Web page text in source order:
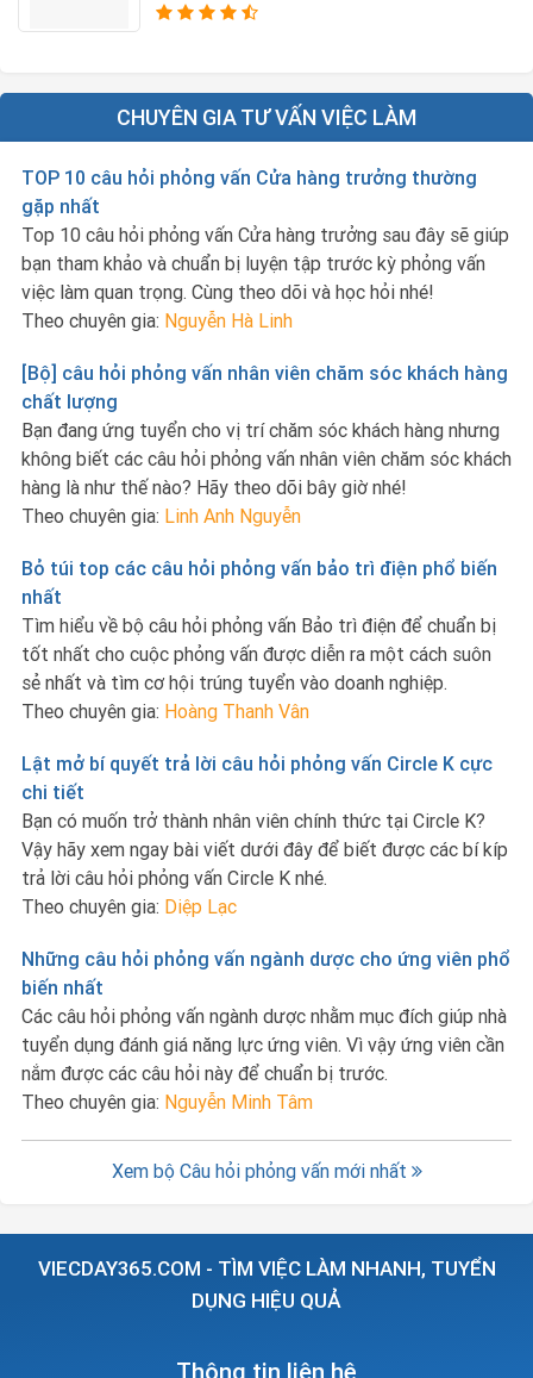
CHUYÊN GIA TƯ VẤN VIỆC LÀM
TOP 10 câu hỏi phỏng vấn Cửa hàng trưởng thường
gặp nhất
Top 10 câu hỏi phỏng vấn Cửa hàng trưởng sau đây sẽ giúp
bạn tham khảo và chuẩn bị luyện tập trước kỳ phỏng vấn
việc làm quan trọng. Cùng theo dõi và học hỏi nhé!
Theo chuyên gia: Nguyễn Hà Linh
[Bộ] câu hỏi phỏng vấn nhân viên chăm sóc khách hàng
chất lượng
Bạn đang ứng tuyển cho vị trí chăm sóc khách hàng nhưng
không biết các câu hỏi phỏng vấn nhân viên chăm sóc khách
hàng là như thế nào? Hãy theo dõi bây giờ nhé!
Theo chuyên gia: Linh Anh Nguyễn
Bỏ túi top các câu hỏi phỏng vấn bảo trì điện phổ biến
nhất
Tìm hiểu về bộ câu hỏi phỏng vấn Bảo trì điện để chuẩn bị
tốt nhất cho cuộc phỏng vấn được diễn ra một cách suôn
sẻ nhất và tìm cơ hội trúng tuyển vào doanh nghiệp.
Theo chuyên gia: Hoàng Thanh Vân
Lật mở bí quyết trả lời câu hỏi phỏng vấn Circle K cực
chi tiết
Bạn có muốn trở thành nhân viên chính thức tại Circle K?
Vậy hãy xem ngay bài viết dưới đây để biết được các bí kíp
trả lời câu hỏi phỏng vấn Circle K nhé.
Theo chuyên gia: Diệp Lạc
Những câu hỏi phỏng vấn ngành dược cho ứng viên phổ
biến nhất
Các câu hỏi phỏng vấn ngành dược nhằm mục đích giúp nhà
tuyển dụng đánh giá năng lực ứng viên. Vì vậy ứng viên cần
nắm được các câu hỏi này để chuẩn bị trước.
Theo chuyên gia: Nguyễn Minh Tâm
Xem bộ Câu hỏi phỏng vấn mới nhất
VIECDAY365.COM - TÌM VIỆC LÀM NHANH, TUYỂN
DỤNG HIỆU QUẢ
Thông tin liên hệ